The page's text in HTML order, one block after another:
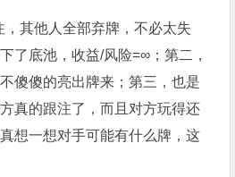
，其他人全部弃牌，不必太失
了底池，收益/风险=∞；第二，
傻傻的亮出牌来；第三，也是
真的跟注了，而且对方玩得还
想一想对手可能有什么牌，这